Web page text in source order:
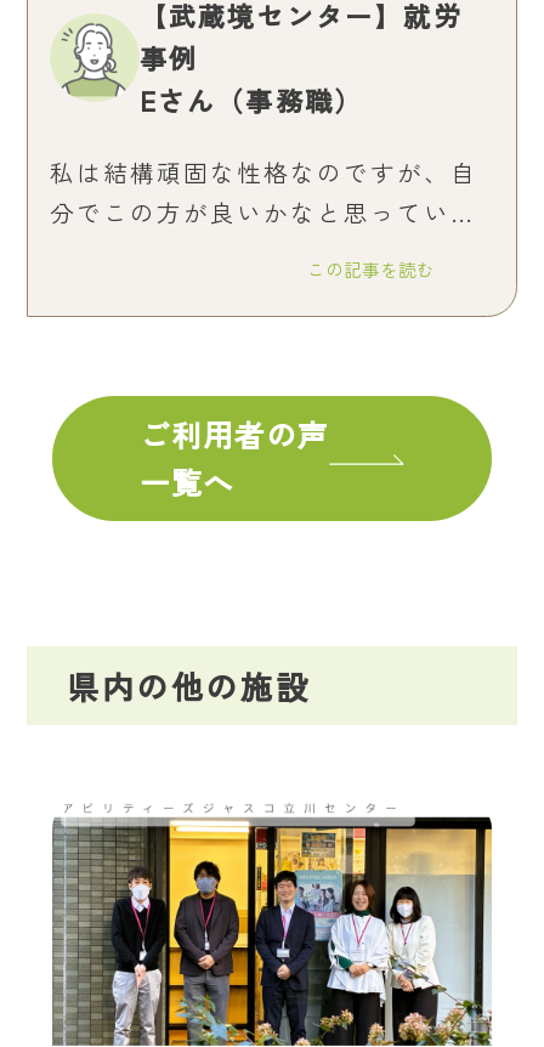
【武蔵境センター】就労
事例
Eさん（事務職）
私は結構頑固な性格なのですが、自
分でこの方が良いかなと思っていた
この記事を読む
ご利用者の声
一覧へ
県内の他の施設